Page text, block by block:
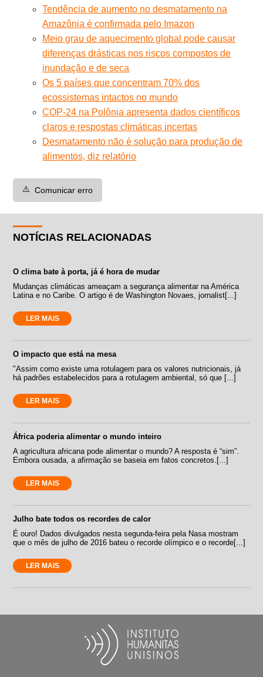
Tendência de aumento no desmatamento na
Amazônia é confirmada pelo Imazon
Meio grau de aquecimento global pode causar
diferenças drásticas nos riscos compostos de
inundação e de seca
Os 5 países que concentram 70% dos
ecossistemas intactos no mundo
COP-24 na Polônia apresenta dados científicos
claros e respostas climáticas incertas
Desmatamento não é solução para produção de
alimentos, diz relatório
⚠️ Comunicar erro
NOTÍCIAS RELACIONADAS
O clima bate à porta, já é hora de mudar
Mudanças climáticas ameaçam a segurança alimentar na América
Latina e no Caribe. O artigo é de Washington Novaes, jornalist[...]
LER MAIS
O impacto que está na mesa
"Assim como existe uma rotulagem para os valores nutricionais, já
há padrões estabelecidos para a rotulagem ambiental, só que [...]
LER MAIS
África poderia alimentar o mundo inteiro
A agricultura africana pode alimentar o mundo? A resposta é “sim”.
Embora ousada, a afirmação se baseia em fatos concretos.[...]
LER MAIS
Julho bate todos os recordes de calor
É ouro! Dados divulgados nesta segunda-feira pela Nasa mostram
que o mês de julho de 2016 bateu o recorde olímpico e o recorde[...]
LER MAIS